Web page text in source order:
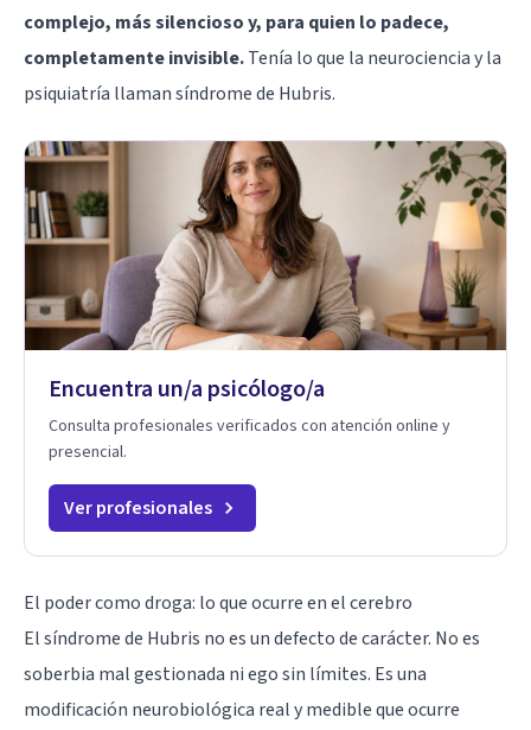
complejo, más silencioso y, para quien lo padece,
completamente invisible.Tenía lo que la neurociencia y la
psiquiatría llaman síndrome de Hubris.
Encuentra un/a psicólogo/a
Consulta profesionales verificados con atención online y
presencial.
Ver profesionales
El poder como droga: lo que ocurre en el cerebro
El síndrome de Hubris no es un defecto de carácter. No es
soberbia mal gestionada ni ego sin límites. Es una
modificación neurobiológica real y medible que ocurre